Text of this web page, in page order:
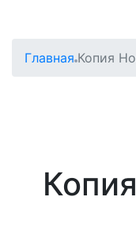
Главная Копия